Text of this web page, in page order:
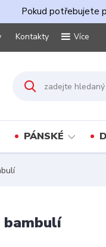
Pokud potřebujete
Kontakty Více
PÁNSKÉ
bambulí